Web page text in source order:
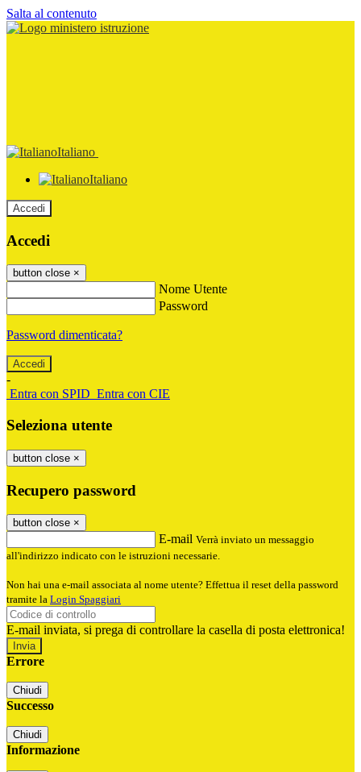
Salta al contenuto
Italiano
Italiano
Accedi
Accedi
button close ×
Nome Utente
Password
Password dimenticata?
-
Entra con SPID Entra con CIE
Seleziona utente
button close ×
Recupero password
button close ×
E-mail Verrà inviato un messaggio
all'indirizzo indicato con le istruzioni necessarie.
Non hai una e-mail associata al nome utente? Effettua il reset della password
tramite la Login Spaggiari
E-mail inviata, si prega di controllare la casella di posta elettronica!
Errore
Chiudi
Successo
Chiudi
Informazione